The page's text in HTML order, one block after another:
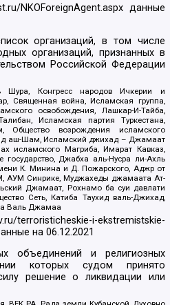
NKOForeignAgent.aspxданные
организаций, в том числе
организаций, признанных в
Российской Федерации
Конгресс народов Ичкерии и
Священная война, Исламская группа,
освобождения, Лашкар-И-Тайба,
Исламская партия Туркестана,
Общество возрождения исламского
аш-Шам, Исламский джихад – Джамаат
исламского Магриба, Имарат Кавказ,
Джабха аль-Нусра ли-Ахль
К. Минина и Д. Пожарского, Аджр от
АУМ Синрике, Муджахеды джамаата Ат-
Джамаат, Рохнамо ба суи давлати
Сеть, Катиба Таухид валь-Джихад,
Валь Джамаа
terroristicheskie-i-ekstremistskie-
на06.12.2021
объединений и религиозных
которых судом принято
решение о ликвидации или